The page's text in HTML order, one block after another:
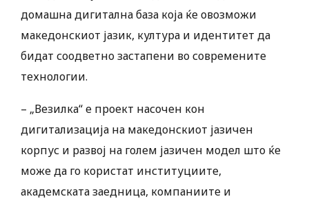
домашна дигитална база која ќе овозможи
македонскиот јазик, култура и идентитет да
бидат соодветно застапени во современите
технологии.
– „Везилка“ е проект насочен кон
дигитализација на македонскиот јазичен
корпус и развој на голем јазичен модел што ќе
може да го користат институциите,
академската заедница, компаниите и